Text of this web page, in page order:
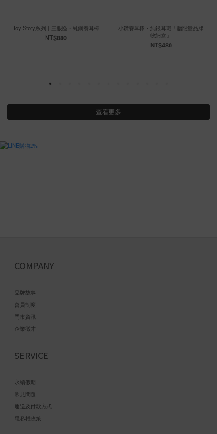
Toy Story系列｜三眼怪・純鋼養耳棒
NT$880
小鑽養耳棒・純銀耳環「贈限量品牌
收納盒」
NT$480
查看更多
COMPANY
品牌故事
會員制度
門市資訊
企業徵才
SERVICE
永續假期
常見問題
運送及付款方式
隱私權政策